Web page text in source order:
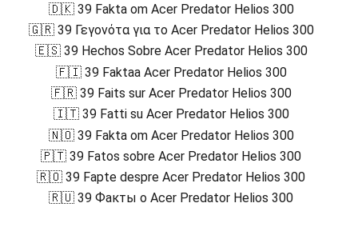
🇩🇰 39 Fakta om Acer Predator Helios 300
🇬🇷 39 Γεγονότα για το Acer Predator Helios 300
🇪🇸 39 Hechos Sobre Acer Predator Helios 300
🇫🇮 39 Faktaa Acer Predator Helios 300
🇫🇷 39 Faits sur Acer Predator Helios 300
🇮🇹 39 Fatti su Acer Predator Helios 300
🇳🇴 39 Fakta om Acer Predator Helios 300
🇵🇹 39 Fatos sobre Acer Predator Helios 300
🇷🇴 39 Fapte despre Acer Predator Helios 300
🇷🇺 39 Факты о Acer Predator Helios 300